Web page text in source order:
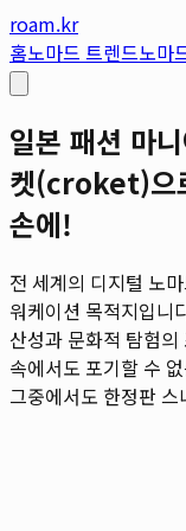
roam.kr
홈노마드 트렌드노마
일본 패션 마
켓(croket)으
손에!
전 세계의 디지털 노
워케이션 목적지입니
산성과 문화적 탐험
속에서도 포기할 수
그중에서도 한정판 스